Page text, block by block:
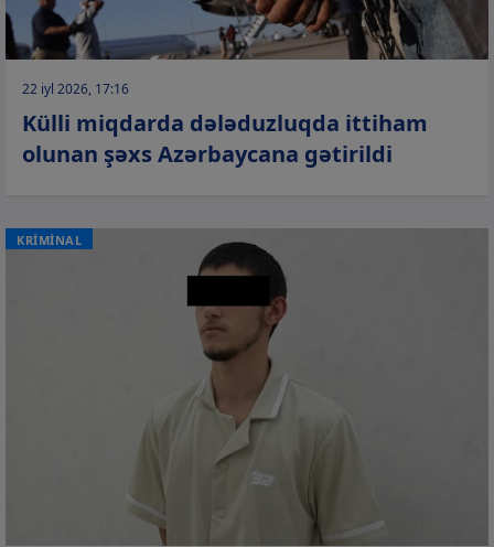
22 iyl 2026, 17:16
Külli miqdarda dələduzluqda ittiham
olunan şəxs Azərbaycana gətirildi
KRİMİNAL